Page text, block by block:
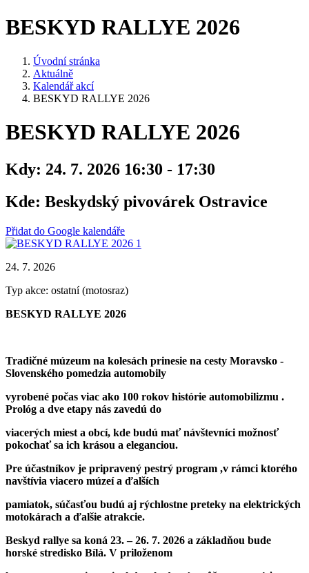
BESKYD RALLYE 2026
Úvodní stránka
Aktuálně
Kalendář akcí
BESKYD RALLYE 2026
BESKYD RALLYE 2026
Kdy: 24. 7. 2026 16:30 - 17:30
Kde: Beskydský pivovárek Ostravice
Přidat do Google kalendáře
24. 7. 2026
Typ akce: ostatní (motosraz)
BESKYD RALLYE 2026
Tradičné múzeum na kolesách prinesie na cesty Moravsko -
Slovenského pomedzia automobily
vyrobené počas viac ako 100 rokov histórie automobilizmu .
Prológ a dve etapy nás zavedú do
viacerých miest a obcí, kde budú mať návštevníci možnosť
pokochať sa ich krásou a eleganciou.
Pre účastníkov je pripravený pestrý program ,v rámci ktorého
navštívia viacero múzeí a ďalších
pamiatok, súčasťou budú aj rýchlostne preteky na elektrických
motokárach a ďalšie atrakcie.
Beskyd rallye sa koná 23. – 26. 7. 2026 a základňou bude
horské stredisko Bílá. V priloženom